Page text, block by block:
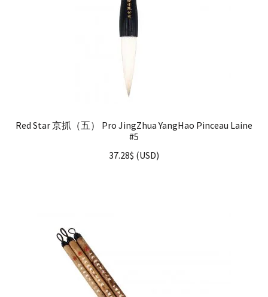
Red Star 京抓（五） Pro JingZhua YangHao Pinceau Laine
#5
37.28$ (USD)